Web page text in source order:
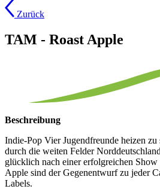
Zurück
TAM - Roast Apple
Beschreibung
Indie-Pop Vier Jugendfreunde heizen
durch die weiten Felder
glücklich nach einer erfolgreichen
Apple sind der Gegenentwurf zu jeder
Labels.